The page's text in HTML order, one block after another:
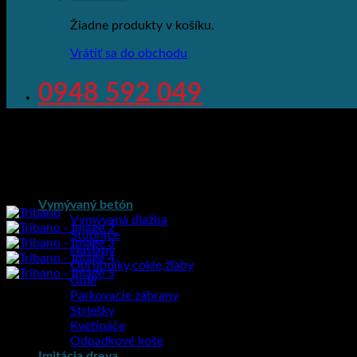
Žiadne produkty v košíku.
Vrátiť sa do obchodu
0948 592 049
Vymývaný betón
Vymývaná dlažba
Stupnice
Nášľapy
Obrubníky,cokle,žľaby
Gule
Parkovacie zábrany
Striešky
Kvetináče
Odpadkové koše